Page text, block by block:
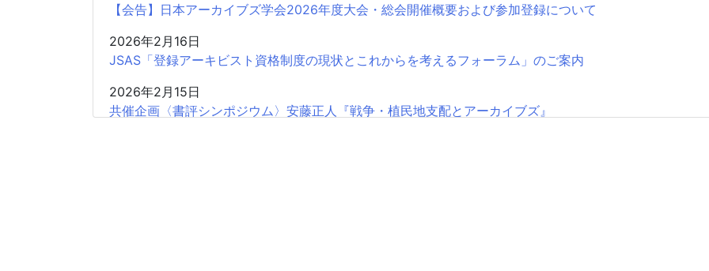
【会告】日本アーカイブズ学会2026年度大会・総会開催概要および参加登録について
2026年2月16日
JSAS「登録アーキビスト資格制度の現状とこれからを考えるフォーラム」のご案内
2026年2月15日
共催企画〈書評シンポジウム〉安藤正人『戦争・植民地支配とアーカイブズ』